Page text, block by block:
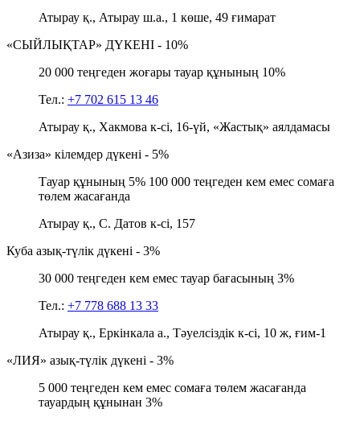
Атырау қ., Атырау ш.а., 1 көше, 49 ғимарат
«СЫЙЛЫҚТАР» ДҮКЕНІ - 10%
20 000 теңгеден жоғары тауар құнының 10%
Тел.: +7 702 615 13 46
Атырау қ., Хакмова к-сі, 16-үй, «Жастық» аялдамасы
«Азиза» кілемдер дүкені - 5%
Тауар құнының 5% 100 000 теңгеден кем емес сомаға
төлем жасағанда
Атырау қ., С. Датов к-сі, 157
Куба азық-түлік дүкені - 3%
30 000 теңгеден кем емес тауар бағасының 3%
Тел.: +7 778 688 13 33
Атырау қ., Еркінкала а., Тәуелсіздік к-сі, 10 ж, ғим-1
«ЛИЯ» азық-түлік дүкені - 3%
5 000 теңгеден кем емес сомаға төлем жасағанда
тауардың құнынан 3%